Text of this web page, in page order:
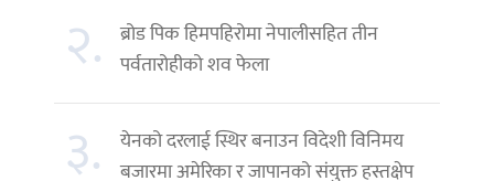
२. ब्रोड पिक हिमपहिरोमा नेपालीसहित तीन
पर्वतारोहीको शव फेला
३.
येनको दरलाई स्थिर बनाउन विदेशी विनिमय
बजारमा अमेरिका र जापानको संयुक्त हस्तक्षेप